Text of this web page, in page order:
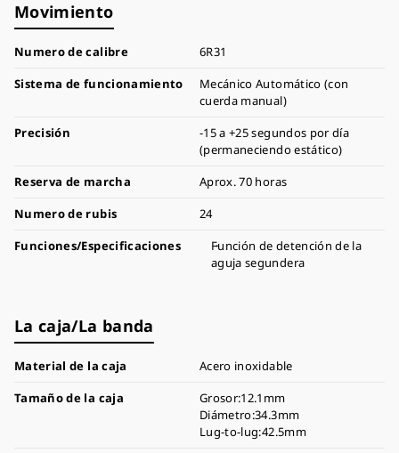
Movimiento
Numero de calibre
6R31
Sistema de funcionamiento
Mecánico Automático (con
cuerda manual)
Precisión
-15 a +25 segundos por día
(permaneciendo estático)
Reserva de marcha
Aprox. 70 horas
Numero de rubis
24
Funciones/Especificaciones
Función de detención de la
aguja segundera
La caja/La banda
Material de la caja
Acero inoxidable
Tamaño de la caja
Grosor:12.1mm
Diámetro:34.3mm
Lug-to-lug:42.5mm